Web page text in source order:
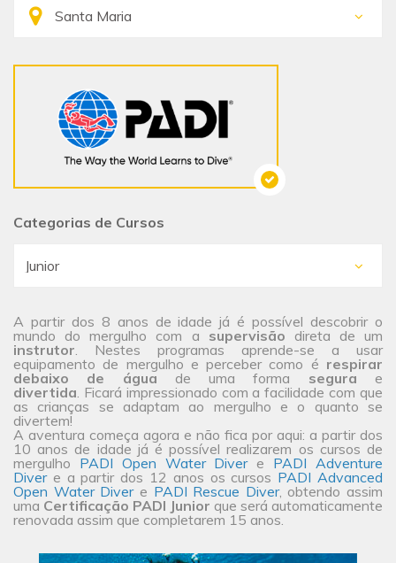
Categorias de Cursos
A partir dos 8 anos de idade já é possível descobrir o
mundo do mergulho com a supervisão direta de um
instrutor. Nestes programas aprende-se a usar
equipamento de mergulho e perceber como é respirar
debaixo de água de uma forma segura e
divertida. Ficará impressionado com a facilidade com que
as crianças se adaptam ao mergulho e o quanto se
divertem!
A aventura começa agora e não fica por aqui: a partir dos
10 anos de idade já é possível realizarem os cursos de
mergulho PADI Open Water Divere PADI Adventure
Divere a partir dos 12 anos os cursos PADI Advanced
Open Water Divere PADI Rescue Diver, obtendo assim
uma Certificação PADI Junior que será automaticamente
renovada assim que completarem 15 anos.